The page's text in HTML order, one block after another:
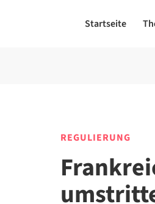
Startseite
REGULIERUNG